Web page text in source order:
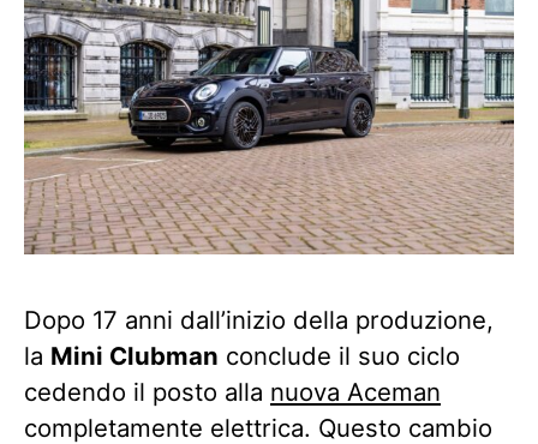
Dopo 17 anni dall’inizio della produzione,
la Mini Clubman conclude il suo ciclo
cedendo il posto alla nuova Aceman
completamente elettrica. Questo cambio